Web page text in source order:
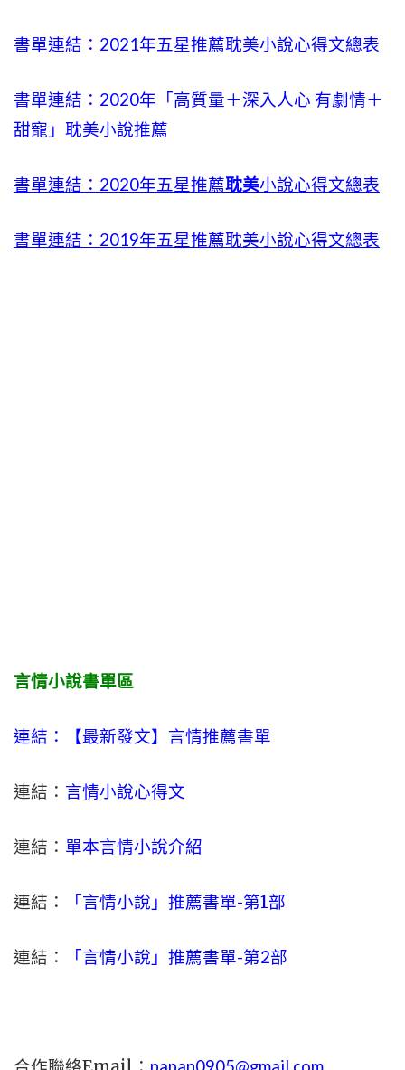
書單連結：2021年五星推薦耽美小說心得文總表
書單連結：2020年「高質量＋深入人心 有劇情＋
甜寵」耽美小說推薦
書單連結：2020年五星推薦耽美小說心得文總表
書單連結：2019年五星推薦耽美小說心得文總表
言情小說書單區
連結：【最新發文】 言情推薦書單
連結： 言情小說心得文
連結： 單本言情小說介紹
連結： 「言情小說」推薦書單-第1部
連結： 「言情小說」推薦書單-第2部